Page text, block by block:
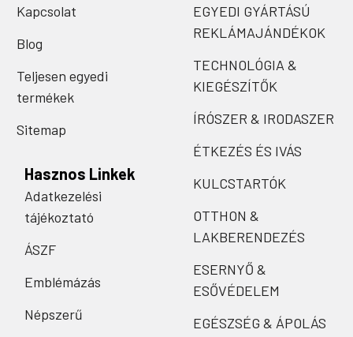
Kapcsolat
Blog
Teljesen egyedi
termékek
Sitemap
Hasznos Linkek
Adatkezelési
tájékoztató
ÁSZF
Emblémázás
Népszerű
EGYEDI GYÁRTÁSÚ
REKLÁMAJÁNDÉKOK
TECHNOLÓGIA &
KIEGÉSZÍTŐK
ÍRÓSZER & IRODASZER
ÉTKEZÉS ÉS IVÁS
KULCSTARTÓK
OTTHON &
LAKBERENDEZÉS
ESERNYŐ &
ESŐVÉDELEM
EGÉSZSÉG & ÁPOLÁS